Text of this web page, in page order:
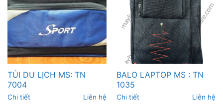
TÚI DU LỊCH MS: TN
7004
Chi tiết Liên hệ
BALO LAPTOP MS : TN
1035
Chi tiết Liên hệ